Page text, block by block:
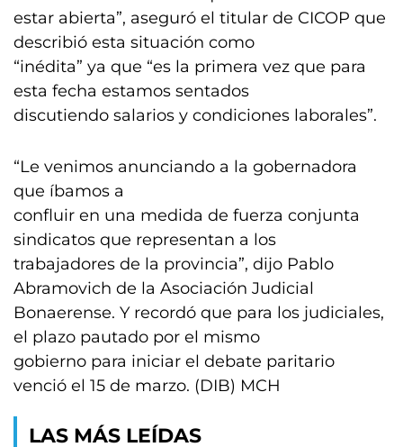
estar abierta”, aseguró el titular de CICOP que
describió esta situación como
“inédita” ya que “es la primera vez que para
esta fecha estamos sentados
discutiendo salarios y condiciones laborales”.
“Le venimos anunciando a la gobernadora
que íbamos a
confluir en una medida de fuerza conjunta
sindicatos que representan a los
trabajadores de la provincia”, dijo Pablo
Abramovich de la Asociación Judicial
Bonaerense. Y recordó que para los judiciales,
el plazo pautado por el mismo
gobierno para iniciar el debate paritario
venció el 15 de marzo. (DIB) MCH
LAS MÁS LEÍDAS